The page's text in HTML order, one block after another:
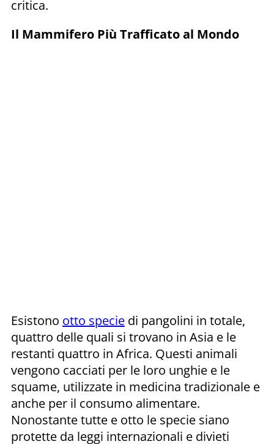
critica.
Il Mammifero Più Trafficato al Mondo
Esistono otto specie di pangolini in totale,
quattro delle quali si trovano in Asia e le
restanti quattro in Africa. Questi animali
vengono cacciati per le loro unghie e le
squame, utilizzate in medicina tradizionale e
anche per il consumo alimentare.
Nonostante tutte e otto le specie siano
protette da leggi internazionali e divieti